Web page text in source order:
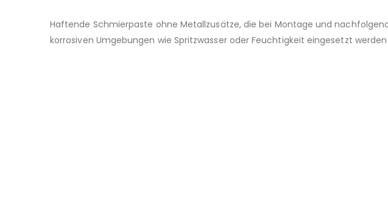
Haftende Schmierpaste ohne Metallzusätze, die bei Montage und
korrosiven Umgebungen wie Spritzwasser oder Feuchtigkeit eingesetzt